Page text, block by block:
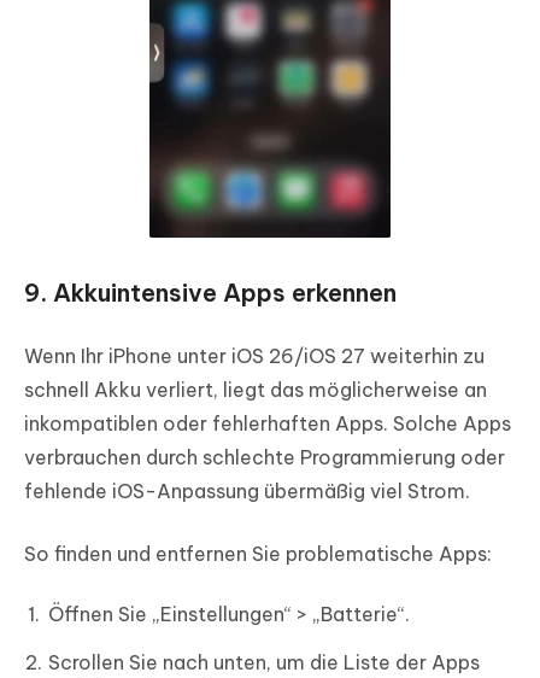
9. Akkuintensive Apps erkennen
Wenn Ihr iPhone unter iOS 26/iOS 27 weiterhin zu
schnell Akku verliert, liegt das möglicherweise an
inkompatiblen oder fehlerhaften Apps. Solche Apps
verbrauchen durch schlechte Programmierung oder
fehlende iOS-Anpassung übermäßig viel Strom.
So finden und entfernen Sie problematische Apps:
Öffnen Sie „Einstellungen“ > „Batterie“.
Scrollen Sie nach unten, um die Liste der Apps